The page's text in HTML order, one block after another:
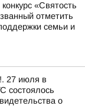
«Святость
отметить
семьи и
27 июля в
состоялось
о